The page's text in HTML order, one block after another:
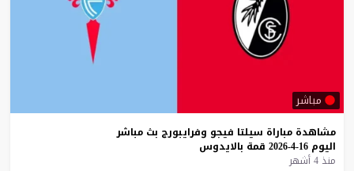
مباشر
مشاهدة مباراة سيلتا فيجو وفرايبورج بث مباشر
اليوم 16-4-2026 قمة بالايدوس
منذ 4 أشهر